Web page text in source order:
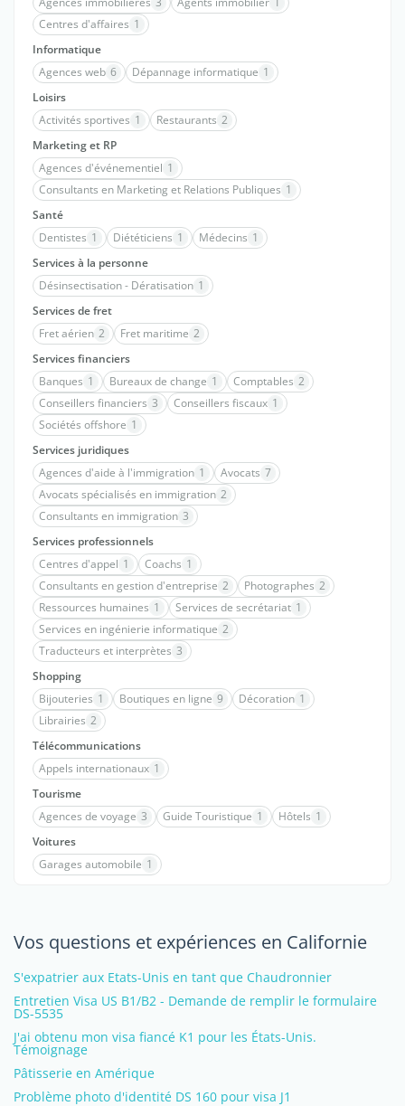
Centres d'affaires 1
Informatique
Agences web 6 Dépannage informatique 1
Loisirs
Activités sportives 1 Restaurants 2
Marketing et RP
Agences d'événementiel 1
Consultants en Marketing et Relations Publiques 1
Santé
Dentistes 1 Diététiciens 1 Médecins 1
Services à la personne
Désinsectisation - Dératisation 1
Services de fret
Fret aérien 2 Fret maritime 2
Services financiers
Banques 1 Bureaux de change 1 Comptables 2
Conseillers financiers 3 Conseillers fiscaux 1
Sociétés offshore 1
Services juridiques
Agences d'aide à l'immigration 1 Avocats 7
Avocats spécialisés en immigration 2
Consultants en immigration 3
Services professionnels
Centres d'appel 1 Coachs 1
Consultants en gestion d'entreprise 2 Photographes 2
Ressources humaines 1 Services de secrétariat 1
Services en ingénierie informatique 2
Traducteurs et interprètes 3
Shopping
Bijouteries 1 Boutiques en ligne 9 Décoration 1
Librairies 2
Télécommunications
Appels internationaux 1
Tourisme
Agences de voyage 3 Guide Touristique 1 Hôtels 1
Voitures
Garages automobile 1
Vos questions et expériences en Californie
S'expatrier aux Etats-Unis en tant que Chaudronnier
Entretien Visa US B1/B2 - Demande de remplir le formulaire
DS-5535
J'ai obtenu mon visa fiancé K1 pour les États-Unis.
Témoignage
Pâtisserie en Amérique
Problème photo d'identité DS 160 pour visa J1